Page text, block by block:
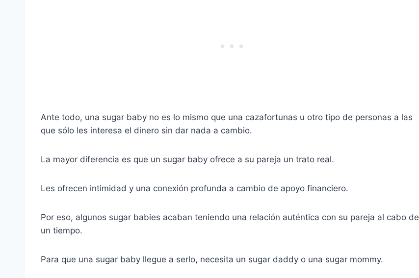
Ante todo, una sugar baby no es lo mismo que una cazafortunas u otro tipo de personas a las
que sólo les interesa el dinero sin dar nada a cambio.
La mayor diferencia es que un sugar baby ofrece a su pareja un trato real.
Les ofrecen intimidad y una conexión profunda a cambio de apoyo financiero.
Por eso, algunos sugar babies acaban teniendo una relación auténtica con su pareja al cabo de
un tiempo.
Para que una sugar baby llegue a serlo, necesita un sugar daddy o una sugar mommy.